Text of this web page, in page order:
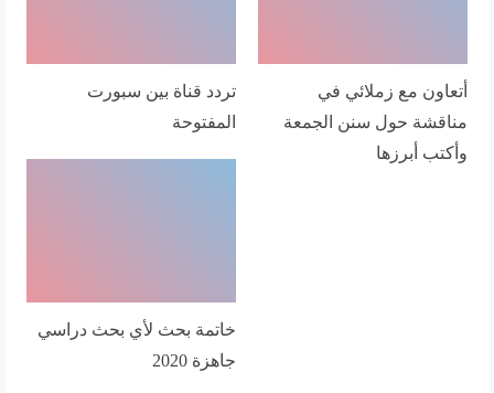
أتعاون مع زملائي في
مناقشة حول سنن الجمعة
وأكتب أبرزها
تردد قناة بين سبورت
المفتوحة
خاتمة بحث لأي بحث دراسي
جاهزة 2020